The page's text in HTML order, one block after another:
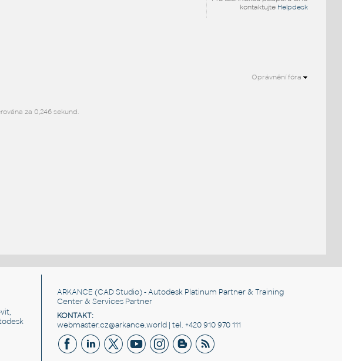
kontaktujte Helpdesk
Oprávnění fóra
za 0,246 sekund.
ARKANCE (CAD Studio) - Autodesk Platinum Partner & Training
Center & Services Partner
KONTAKT:
webmaster.cz@arkance.world | tel. +420 910 970 111